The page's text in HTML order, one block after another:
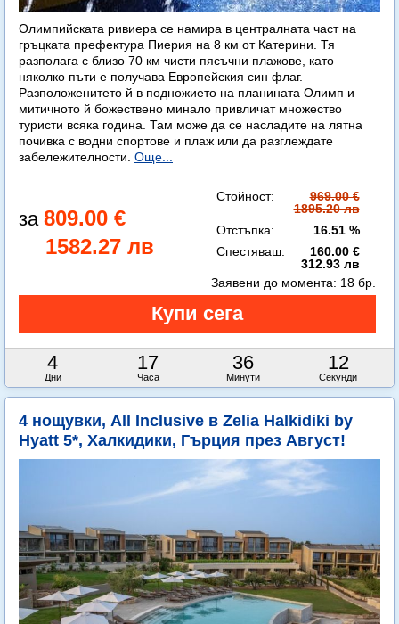
Олимпийската ривиера се намира в централната част на
гръцката префектура Пиерия на 8 км от Катерини. Тя
разполага с близо 70 км чисти пясъчни плажове, като
няколко пъти е получава Европейския син флаг.
Разположенитето й в подножието на планината Олимп и
митичното й божествено минало привличат множество
туристи всяка година. Там може да се насладите на лятна
почивка с водни спортове и плаж или да разглеждате
забележителности. Още...
809.00 €
1582.27 лв
Стойност:
969.00 €
1895.20 лв
Отстъпка:
16.51 %
Спестяваш:
160.00 €
312.93 лв
4
Дни
17
Часа
36
Минути
11
Секунди
Заявени до момента: 18 бр.
4 нощувки, All Inclusive в Zelia Halkidiki by
Hyatt 5*, Халкидики, Гърция през Август!